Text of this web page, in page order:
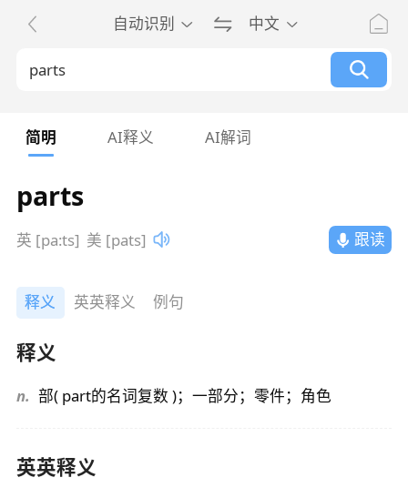
自动识别 中文
简明 AI释义 AI解词
parts
英 [pa:ts] 美 [pats] 跟读
释义 英英释义 例句
释义
n. 部( part的名词复数 )；一部分；零件；角色
英英释义